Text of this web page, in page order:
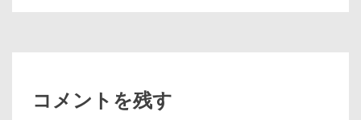
コメントを残す